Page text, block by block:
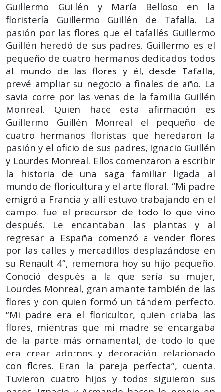
Guillermo Guillén y María Belloso en la
floristería Guillermo Guillén de Tafalla. La
pasión por las flores que el tafallés Guillermo
Guillén heredó de sus padres. Guillermo es el
pequeño de cuatro hermanos dedicados todos
al mundo de las flores y él, desde Tafalla,
prevé ampliar su negocio a finales de año. La
savia corre por las venas de la familia Guillén
Monreal. Quien hace esta afirmación es
Guillermo Guillén Monreal el pequeño de
cuatro hermanos floristas que heredaron la
pasión y el oficio de sus padres, Ignacio Guillén
y Lourdes Monreal. Ellos comenzaron a escribir
la historia de una saga familiar ligada al
mundo de floricultura y el arte floral. “Mi padre
emigró a Francia y allí estuvo trabajando en el
campo, fue el precursor de todo lo que vino
después. Le encantaban las plantas y al
regresar a España comenzó a vender flores
por las calles y mercadillos desplazándose en
su Renault 4”, rememora hoy su hijo pequeño.
Conoció después a la que sería su mujer,
Lourdes Monreal, gran amante también de las
flores y con quien formó un tándem perfecto.
“Mi padre era el floricultor, quien criaba las
flores, mientras que mi madre se encargaba
de la parte más ornamental, de todo lo que
era crear adornos y decoración relacionado
con flores. Eran la pareja perfecta”, cuenta.
Tuvieron cuatro hijos y todos siguieron sus